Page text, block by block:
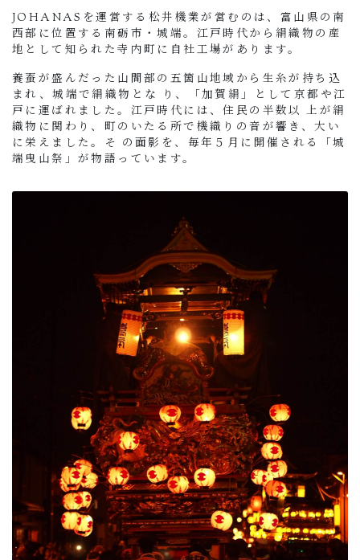
JOHANASを運営する松井機業が営むのは、富山県の南
西部に位置する南砺市・城端。江戸時代から絹織物の産
地として知られた寺内町に自社工場があります。
養蚕が盛んだった山間部の五箇山地域から生糸が持ち込
まれ、城端で絹織物とな り、「加賀絹」として京都や江
戸に運ばれました。江戸時代には、住民の半数以 上が絹
織物に関わり、町のいたる所で機織りの音が響き、大い
に栄えました。そ の面影を、毎年５月に開催される「城
端曳山祭」が物語っています。